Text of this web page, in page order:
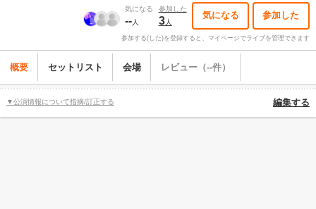
気になる
--人
参加した
3人
気になる 参加した
参加する(した)を登録すると、マイページでライブを管理できます
概要 セットリスト 会場 レビュー（--件）
▼公演情報について指摘/訂正する 編集する